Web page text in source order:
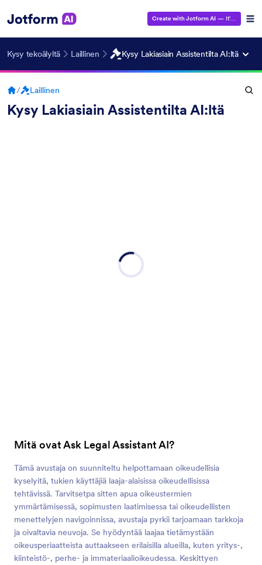
Create with Jotform AI — It's Free!
Kysy tekoälyltä Laillinen Kysy Lakiasiain Assistentilta AI:ltä
/ Laillinen
Kysy Lakiasiain Assistentilta AI:ltä
Mitä ovat Ask Legal Assistant AI?
Tämä avustaja on suunniteltu helpottamaan oikeudellisia
kyselyitä, tukien käyttäjiä laaja-alaisissa oikeudellisissa
tehtävissä. Tarvitsetpa sitten apua oikeustermien
ymmärtämisessä, sopimusten laatimisessa tai oikeudellisten
menettelyjen navigoinnissa, avustaja pyrkii tarjoamaan tarkkoja
ja oivaltavia neuvoja. Se hyödyntää laajaa tietämystään
oikeusperiaatteista auttaakseen erilaisilla alueilla, kuten yritys-,
kiinteistö-, perhe- ja immateriaalioikeudessa. Keskittyen